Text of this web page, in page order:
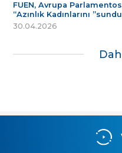
FUEN, Avrupa
“Azınlık Kadınlarını ”sundu
30.04.2026